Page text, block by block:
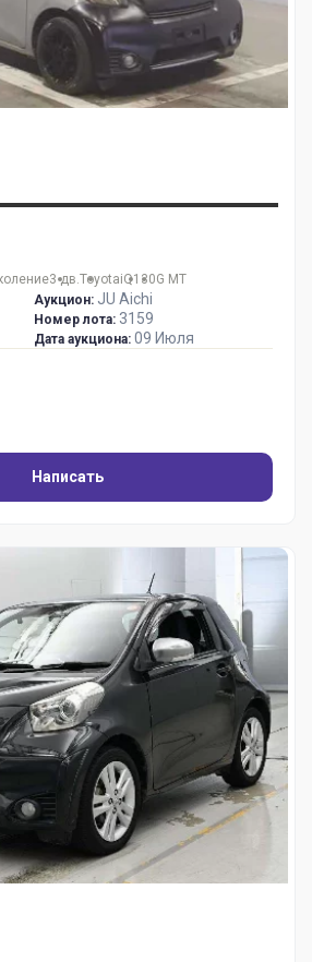
3 дв.ToyotaiQ130G MT
Аукцион: JU Aichi
Номер лота: 3159
Дата аукциона: 09 Июля
Написать